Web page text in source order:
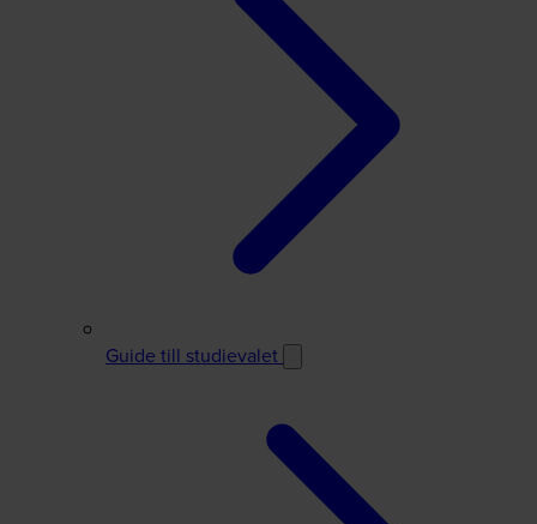
Guide till studievalet